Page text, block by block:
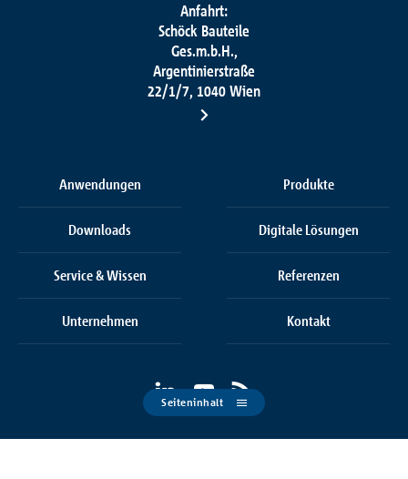
Anfahrt:
Schöck Bauteile
Ges.m.b.H.,
Argentinierstraße
22/1/7, 1040 Wien
Anwendungen Produkte
Downloads Digitale Lösungen
Service & Wissen Referenzen
Unternehmen Kontakt
Seiteninhalt